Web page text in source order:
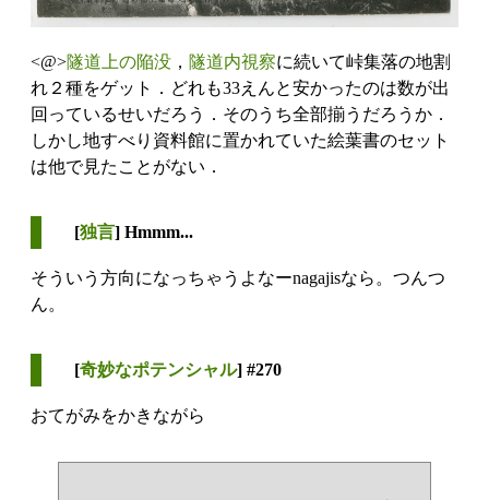
<@>隧道上の陥没 ， 隧道内視察に続いて峠集落の地割
れ２種をゲット．どれも33えんと安かったのは数が出
回っているせいだろう．そのうち全部揃うだろうか．
しかし地すべり資料館に置かれていた絵葉書のセット
は他で見たことがない．
[独言] Hmmm...
そういう方向になっちゃうよなーnagajisなら。つんつ
ん。
[奇妙なポテンシャル] #270
おてがみをかきながら